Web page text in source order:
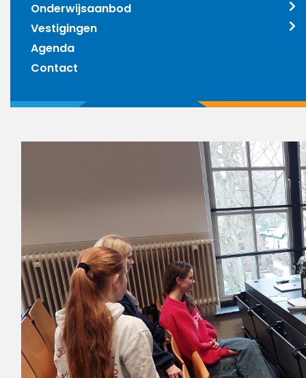
Onderwijsaanbod
Vestigingen
Agenda
Contact